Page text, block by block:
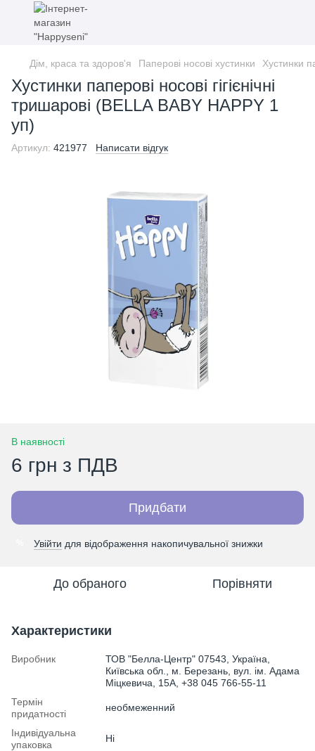
Дім, краса та здоров'я Паперові носові хустинки Хустинки
Хустинки паперові носові гігієнічні
тришарові (BELLA BABY HAPPY 1
уп)
Артикул: 421977 Написати відгук
В наявності
6 грн з ПДВ
Придбати
Увійти для відображення накопичувальної знижки
До обраного Порівняти
Характеристики
Виробник
ТОВ "Белла-Центр" 07543, Україна,
Київська обл., м. Березань, вул. ім. Адама
Міцкевича, 15А, +38 045 766-55-11
Термін
придатності
необмеженний
Індивідуальна
упаковка
Ні